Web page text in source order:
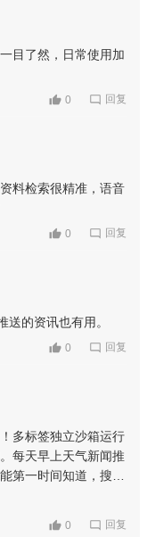
)，点击进入;
目了然，日常使用加
0 回复
料检索很精准，语音
0 回复
的资讯也有用。
0 回复
多标签独立沙箱运行
每天早上天气新闻推
第一时间知道，搜索
单，必须给5星好
0 回复